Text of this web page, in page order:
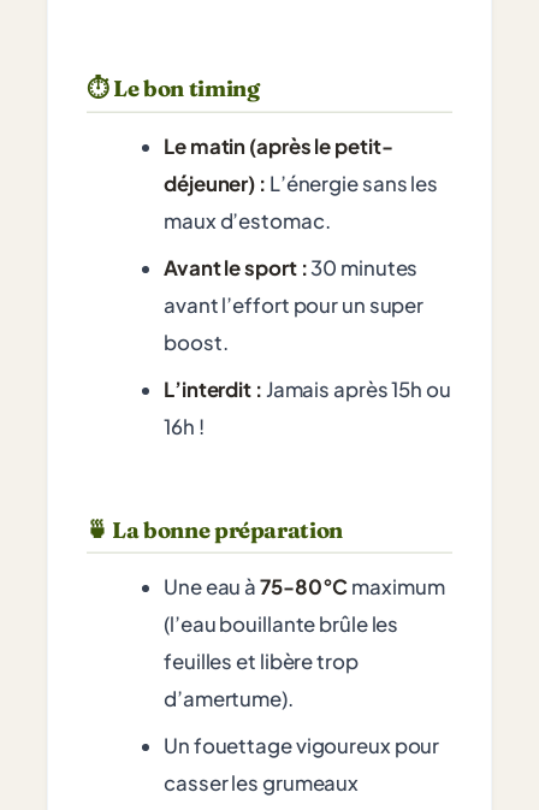
⏱️ Le bon timing
Le matin (après le petit-
déjeuner) : L’énergie sans les
maux d’estomac.
Avant le sport :30 minutes
avant l’effort pour un super
boost.
L’interdit : Jamais après 15h ou
16h !
🍵 La bonne préparation
Une eau à75-80°Cmaximum
(l’eau bouillante brûle les
feuilles et libère trop
d’amertume).
Un fouettage vigoureux pour
casser les grumeaux